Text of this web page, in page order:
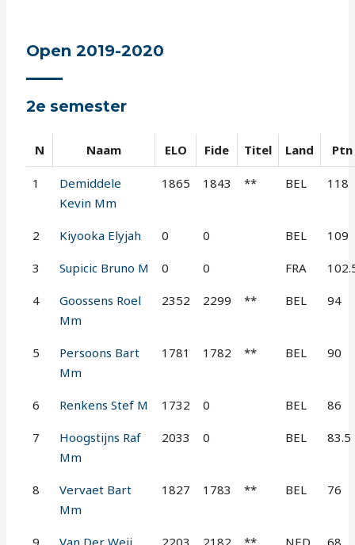
Open 2019-2020
2e semester
N Naam ELO Fide Titel Land Ptn
1
Demiddele
Kevin Mm
1865 1843 ** BEL 118
2 Kiyooka Elyjah 0 0 BEL 109
3 Supicic Bruno M 0 0 FRA
4
Goossens Roel
Mm
2352 2299 ** BEL 94
5
Persoons Bart
Mm
1781 1782 ** BEL 90
6 Renkens Stef M 1732 0 BEL 86
7
Hoogstijns Raf
Mm
2033 0 BEL 83.5
8
Vervaet Bart
Mm
1827 1783 ** BEL 76
9
Van Der Weij
2203 2182 ** NED 68